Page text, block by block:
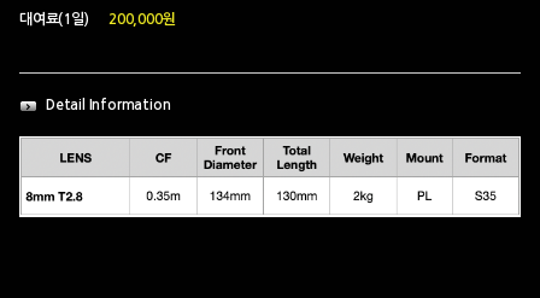
대여료(1일) 200,000원
Detail Information